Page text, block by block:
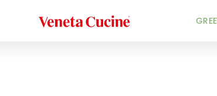
Veneta Cucine